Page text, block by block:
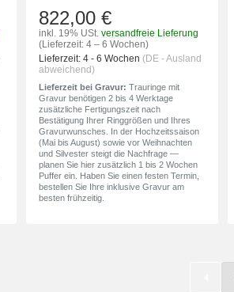
822,00 €
inkl. 19% USt. versandfreie Lieferung
(Lieferzeit: 4 – 6 Wochen)
Lieferzeit: 4 - 6 Wochen (DE - Ausland
abweichend)
Lieferzeit bei Gravur: Trauringe mit
Gravur benötigen 2 bis 4 Werktage
zusätzliche Fertigungszeit nach
Bestätigung Ihrer Ringgrößen und Ihres
Gravurwunsches. In der Hochzeitssaison
(Mai bis August) sowie vor Weihnachten
und Silvester steigt die Nachfrage —
planen Sie hier zusätzlich 1 bis 2 Wochen
Puffer ein. Haben Sie einen festen Termin,
bestellen Sie Ihre inklusive Gravur am
besten frühzeitig.